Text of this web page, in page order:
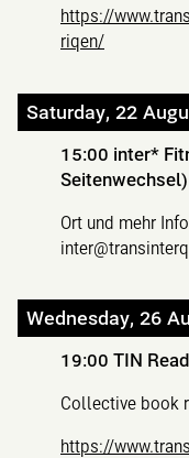
https://
riqen/
Saturday, 22
15:00 inter*
Seitenwechsel)
Ort und mehr
Wednesday, 26
19:00 TIN Read
Collective book
https://